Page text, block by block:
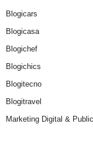
Blogicars
Blogicasa
Blogichef
Blogichics
Blogitecno
Blogitravel
Marketing Digital &